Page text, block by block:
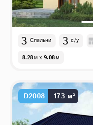
3 Спальни 3 с/у
8.28м x 9.08м
D2008 173 м²